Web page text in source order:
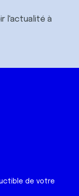
l'actualité à
de votre